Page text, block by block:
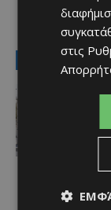
LATEST
στις